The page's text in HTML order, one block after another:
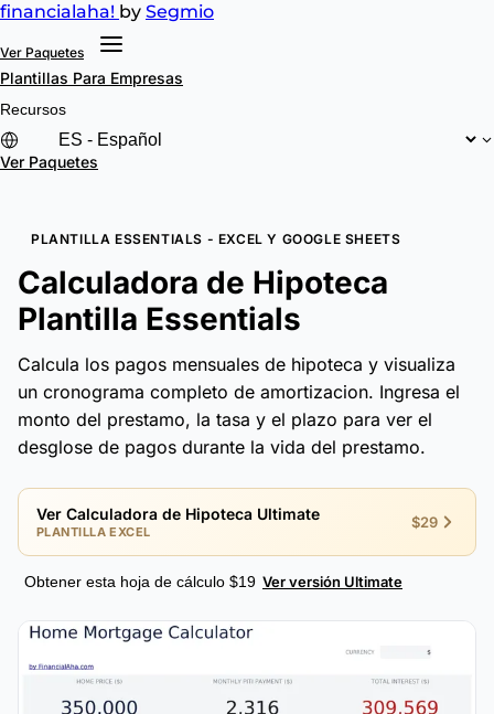
financialaha! by Segmio
Ver Paquetes
Plantillas Para Empresas
Recursos
Ver Paquetes
PLANTILLA ESSENTIALS - EXCEL Y GOOGLE SHEETS
Calculadora de Hipoteca
Plantilla Essentials
Calcula los pagos mensuales de hipoteca y visualiza
un cronograma completo de amortizacion. Ingresa el
monto del prestamo, la tasa y el plazo para ver el
desglose de pagos durante la vida del prestamo.
Ver Calculadora de Hipoteca Ultimate
PLANTILLA EXCEL
$29
Obtener esta hoja de cálculo $19 Ver versión Ultimate